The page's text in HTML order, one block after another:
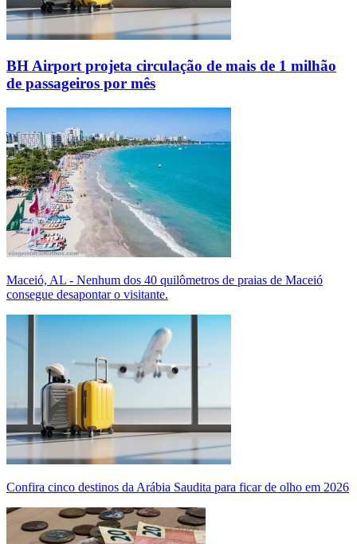
BH Airport projeta circulação de mais de 1 milhão
de passageiros por mês
Maceió, AL - Nenhum dos 40 quilômetros de praias de Maceió
consegue desapontar o visitante.
Confira cinco destinos da Arábia Saudita para ficar de olho em 2026